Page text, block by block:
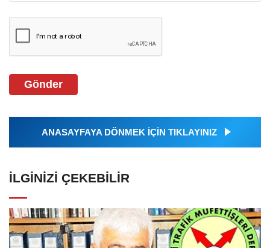
Gönder
ANASAYFAYA DÖNMEK İÇİN TIKLAYINIZ
İLGINIZI ÇEKEBILIR